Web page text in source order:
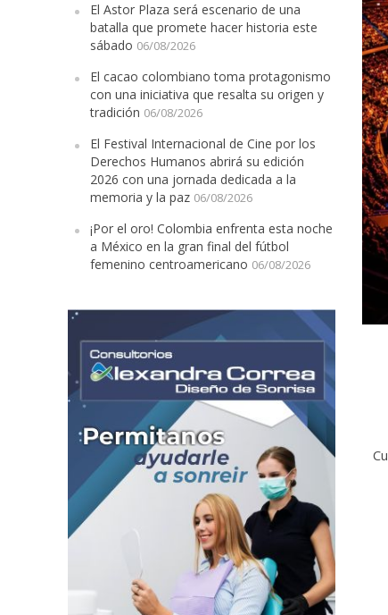
El Astor Plaza será escenario de una
batalla que promete hacer historia este
sábado 06/08/2026
El cacao colombiano toma protagonismo
con una iniciativa que resalta su origen y
tradición 06/08/2026
El Festival Internacional de Cine por los
Derechos Humanos abrirá su edición
2026 con una jornada dedicada a la
memoria y la paz 06/08/2026
¡Por el oro! Colombia enfrenta esta noche
a México en la gran final del fútbol
femenino centroamericano 06/08/2026